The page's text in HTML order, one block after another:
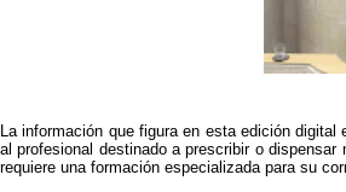
La información que figura en esta edición
al profesional destinado a prescribir o dispensar
requiere una formación especializada para su